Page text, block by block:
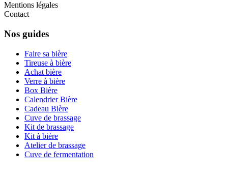
Mentions légales
Contact
Nos guides
Faire sa bière
Tireuse à bière
Achat bière
Verre à bière
Box Bière
Calendrier Bière
Cadeau Bière
Cuve de brassage
Kit de brassage
Kit à bière
Atelier de brassage
Cuve de fermentation